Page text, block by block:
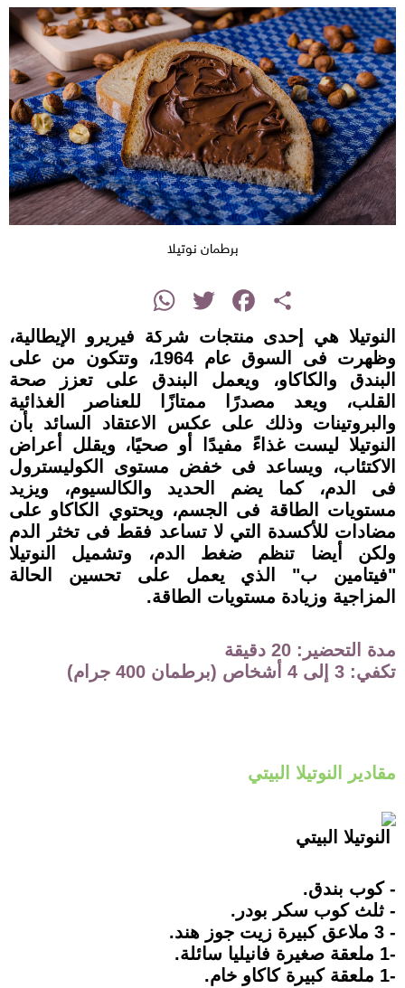
برطمان نوتيلا
Share
Facebook
Twitter
WhatsApp
النوتيلا هي إحدى منتجات شركة فيريرو الإيطالية،
وظهرت فى السوق عام 1964، وتتكون من على
البندق والكاكاو، ويعمل البندق على تعزز صحة
القلب، ويعد مصدرًا ممتازًا للعناصر الغذائية
والبروتينات وذلك على عكس الاعتقاد السائد بأن
النوتيلا ليست غذاءً مفيدًا أو صحيًا، ويقلل أعراض
الاكتئاب، ويساعد فى خفض مستوى الكوليسترول
فى الدم، كما يضم الحديد والكالسيوم، ويزيد
مستويات الطاقة فى الجسم، ويحتوي الكاكاو على
مضادات للأكسدة التي لا تساعد فقط فى تخثر الدم
ولكن أيضا تنظم ضغط الدم، وتشميل النوتيلا
"فيتامين ب" الذي يعمل على تحسين الحالة
المزاجية وزيادة مستويات الطاقة.
مدة التحضير: 20 دقيقة
تكفي: 3 إلى 4 أشخاص (برطمان 400 جرام)
مقادير النوتيلا البيتي
النوتيلا البيتي
- كوب بندق.
- ثلث كوب سكر بودر.
- 3 ملاعق كبيرة زيت جوز هند.
-1 ملعقة صغيرة فانيليا سائلة.
-1 ملعقة كبيرة كاكاو خام.